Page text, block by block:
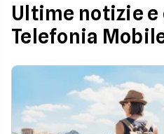
Ultime notizie
Telefonia